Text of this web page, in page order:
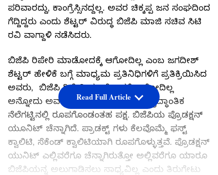
ಪರಿವಾರದ್ದು, ಕಾಂಗ್ರೆಸ್ಸಿನದ್ದಲ್ಲ. ಅವರ ಚಿಕ್ಕಪ್ಪ ಜನ ಸಂಘದಿಂದ
ಗೆದ್ದಿದ್ದರು ಎಂದು ಶೆಟ್ಟರ್ ವಿರುದ್ಧ ಬಿಜೆಪಿ ಮಾಜಿ ಸಚಿವ ಸಿಟಿ
ರವಿ ವಾಗ್ದಾಳಿ ನಡೆಸಿದರು.
ಬಿಜೆಪಿ ರಿಪೇರಿ ಮಾಡೋದಕ್ಕೆ ಆಗೋದಿಲ್ಲ ಎಂಬ ಜಗದೀಶ್
ಶೆಟ್ಟರ್ ಹೇಳಿಕೆ ಬಗ್ಗೆ ಮಾಧ್ಯಮ ಪ್ರತಿನಿಧಿಗಳಿಗೆ ಪ್ರತಿಕ್ರಿಯಿಸಿದ
ಅವರು, ಬಿಜೆಪಿ ರಿಪೇರಿ ಮಾಡೋದಕ್ಕೆ ಆಗೋದಿಲ್ಲ
ಅನ್ನೋದು ಅವರಿಗೆ ಶೋಭೆ ತರಲ್ಲ. ಬಿಜೆಪಿ ಸೈದ್ಧಾಂತಿಕ
ನೆಲೆಗಟ್ಟಿನಲ್ಲಿ ರೂಪಗೊಂಡಂತಹ ಪಕ್ಷ. ಬಿಜೆಪಿಯ ಪ್ರೊಡಕ್ಷನ್
ಯೂನಿಟ್ ಚೆನ್ನಾಗಿದೆ. ಪ್ರಾಡಕ್ಟ್ ಗಳು ಕೆಲವೊಮ್ಮೆ ಫಸ್ಟ್
ಕ್ವಾಲಿಟಿ, ಸೆಕೆಂಡ್ ಕ್ವಾಲಿಟಿಯಾಗಿ ರೂಪಗೊಳ್ಳುತ್ತವೆ. ಪ್ರೊಡಕ್ಷನ್
ಯುನಿಟ್ ಎಲ್ಲಿವರೆಗೂ ಚೆನ್ನಾಗಿರುತ್ತೋ ಅಲ್ಲಿವರೆಗೂ ಯಾರೂ
ಬಿಜೆಪಿಯನ್ನ ಅಲುಗಾಡಿಸಲು ಸಾಧ್ಯವಿಲ್ಲ ಎಂದು ತಿರುಗೇಟು
Read Full Article